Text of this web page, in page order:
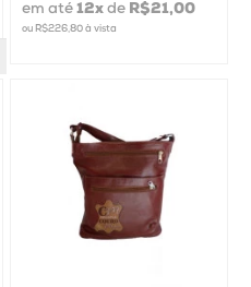
em até 12xde R$21,00
ou R$226,80à vista